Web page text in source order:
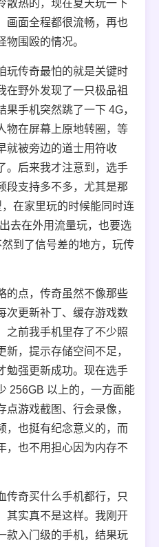
散热的，现在夏天玩一下
画面全程都很流畅，再也
围殴的情况。
玩传奇最怕的就是关键时
在野外发现了一只极品祖
手机突然跳了一下 4G，
物在屏幕上原地转圈，等
就被旁边的道士用符收
。后来我才注意到，选手
段支持多不多，尤其是那
在家里玩的时候能同时连
去在外用流量玩，也要选
到了信号差的地方，玩传
的点，传奇虽然不像那些
次更新补丁、缓存游戏数
之前我手机里存了不少照
，提示存储空间不足，
勉强更新成功。现在选手
256GB 以上的，一方面能
游戏截图、行会录像，
，也挺有纪念意义的，而
，也不用担心因为内存不
传奇买什么手机都行，只
其实真不是这样。我刚开
款入门级的手机，结果玩